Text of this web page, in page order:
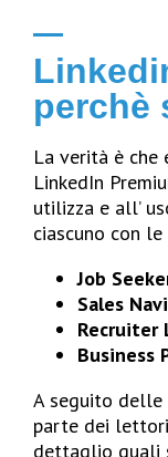
perchè
La verità è che
LinkedIn
utilizza e all’
ciascuno con
Job
Sales
Recruiter
Business
A seguito delle
parte dei
dettaglio quali